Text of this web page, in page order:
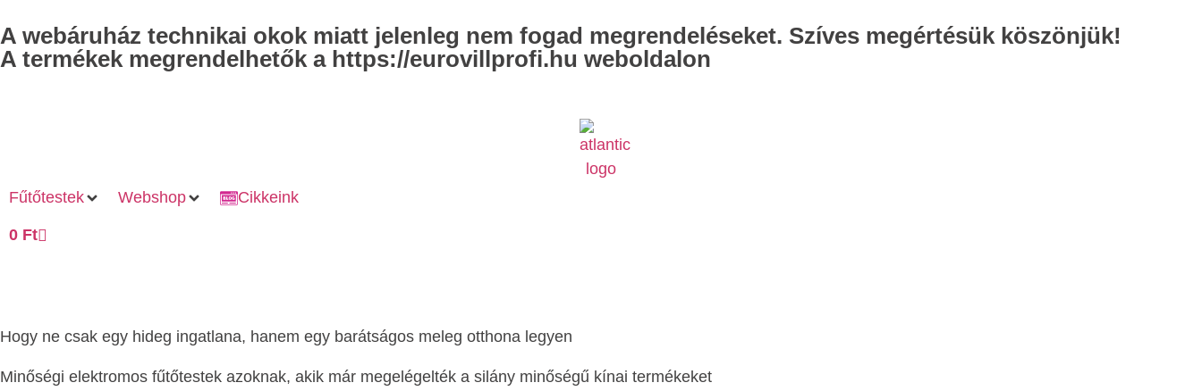
A webáruház technikai okok miatt jelenleg nem fogad megrendeléseket. Szíves megértésük köszönjük!
A termékek megrendelhetők a https://eurovillprofi.hu weboldalon
Fűtőtestek Webshop Cikkeink
0 Ft
Hogy ne csak egy hideg ingatlana, hanem egy barátságos meleg otthona legyen
Minőségi elektromos fűtőtestek azoknak, akik már megelégelték a silány minőségű kínai termékeket